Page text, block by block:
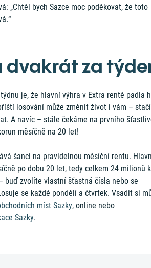
„Chtěl bych Sazce moc poděkovat, že toto
dvakrát za
je, že hlavní výhra v Extra rentě padla
losování může změnit život i vám –
A navíc – stále čekáme na prvního
měsíčně na 20 let!
šanci na pravidelnou měsíční rentu.
po dobu 20 let, tedy celkem 24 milionů
buď zvolíte vlastní šťastná čísla nebo se
se každé pondělí a čtvrtek. Vsadit si
míst Sazky, online nebo
Sazky.